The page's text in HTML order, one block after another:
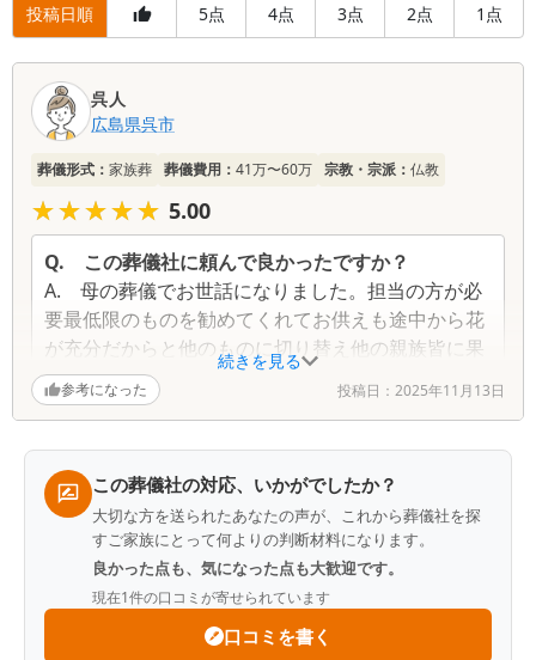
投稿日順 5点 4点 3点 2点 1 点
続きを見る
呉人
広島県呉市
葬儀形式： 家族葬 葬儀費用： 41万〜60万 宗教・宗派： 仏教
★★★★★
★★★★★ 5.00
Q. この葬儀社に頼んで良かったですか？
A. 母の葬儀でお世話になりました。担当の方が必
要最低限のものを勧めてくれてお供えも途中から花
が充分だからと他のものに切り替え他の親族皆に果
物等のお供えが行き渡り、また母が好きだった歌や
思い出話をしただけなのに出棺時に曲を流していた
く場所が分かりやすくて火葬場も近く案内もしやす
かったです。
参考になった 投稿日： 2025年11月13日
この葬儀社の対応、いかがでしたか？
大切な方を送られたあなたの声が、これから葬儀社を探
すご家族にとって何よりの判断材料になります。
良かった点も、気になった点も大歓迎です。
現在1件の口コミが寄せられています
口コミを書く